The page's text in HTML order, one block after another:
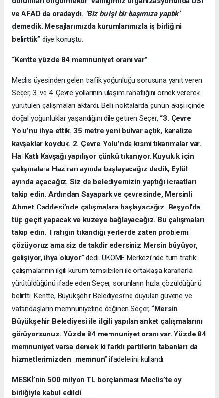
ve AFAD da oradaydı. ‘Biz bu işi bir başımıza yaptık’
demedik. Mesajlarımızda kurumlarımızla iş birliğini
belirttik” diye konuştu.
“Kentte yüzde 84 memnuniyet oranı var”
Meclis üyesinden gelen trafik yoğunluğu sorusuna yanıt veren
Seçer, 3. ve 4. Çevre yollarının ulaşım rahatlığını örnek vererek
yürütülen çalışmaları aktardı. Belli noktalarda günün akışı içinde
doğal yoğunluklar yaşandığını dile getiren Seçer, “3. Çevre
Yolu’nu ihya ettik. 35 metre yeni bulvar açtık, kanalize
kavşaklar koyduk. 2. Çevre Yolu’nda kısmi tıkanmalar var.
Hal Katlı Kavşağı yapılıyor çünkü tıkanıyor. Kuyuluk için
çalışmalara Haziran ayında başlayacağız dedik, Eylül
ayında açacağız. Siz de belediyemizin yaptığı icraatları
takip edin. Ardından Sayapark ve çevresinde, Mersinli
Ahmet Caddesi’nde çalışmalara başlayacağız. Beşyol’da
tüp geçit yapacak ve kuzeye bağlayacağız. Bu çalışmaları
takip edin. Trafiğin tıkandığı yerlerde zaten problemi
çözüyoruz ama siz de takdir edersiniz Mersin büyüyor,
gelişiyor, ihya oluyor” dedi. UKOME Merkezi’nde tüm trafik
çalışmalarının ilgili kurum temsilcileri ile ortaklaşa kararlarla
yürütüldüğünü ifade eden Seçer, sorunların hızla çözüldüğünü
belirtti. Kentte, Büyükşehir Belediyesi’ne duyulan güvene ve
vatandaşların memnuniyetine değinen Seçer, “Mersin
Büyükşehir Belediyesi ile ilgili yapılan anket çalışmalarını
görüyorsunuz. Yüzde 84 memnuniyet oranı var. Yüzde 84
memnuniyet varsa demek ki farklı partilerin tabanları da
hizmetlerimizden memnun” ifadelerini kullandı.
MESKİ’nin 500 milyon TL borçlanması Meclis’te oy
birliğiyle kabul edildi